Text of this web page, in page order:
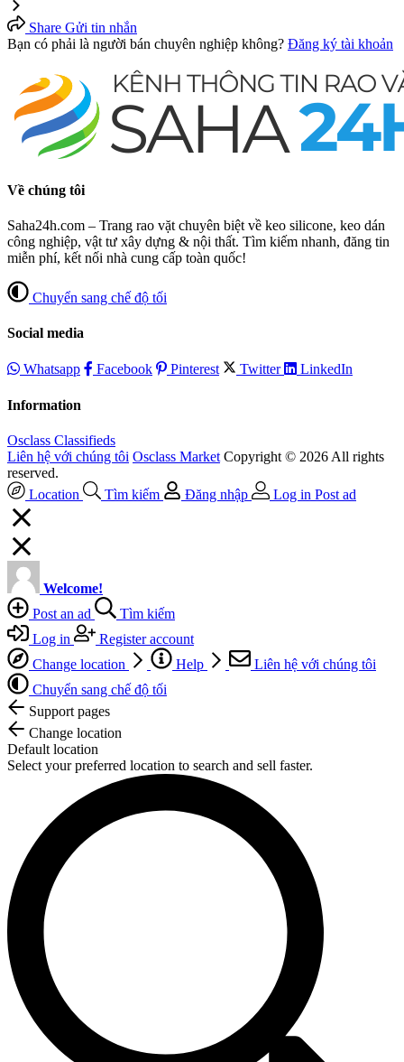
Share Gửi tin nhắn
Bạn có phải là người bán chuyên nghiệp không? Đăng ký tài khoản
Về chúng tôi
Saha24h.com – Trang rao vặt chuyên biệt về keo silicone, keo dán
công nghiệp, vật tư xây dựng & nội thất. Tìm kiếm nhanh, đăng tin
miễn phí, kết nối nhà cung cấp toàn quốc!
Chuyển sang chế độ tối
Social media
Whatsapp Facebook Pinterest Twitter LinkedIn
Information
Osclass Classifieds
Liên hệ với chúng tôi Osclass Market Copyright © 2026 All rights
reserved.
Location
Tìm kiếm Đăng nhập Log in Post ad
Welcome!
Post an ad
Tìm kiếm
Log in
Register account
Change location
Help
Liên hệ với chúng tôi
Chuyển sang chế độ tối
Support pages
Change location
Default location
Select your preferred location to search and sell faster.